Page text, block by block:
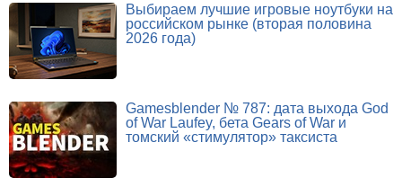
Выбираем лучшие игровые ноутбуки на
российском рынке (вторая половина
2026 года)
Gamesblender № 787: дата выхода God
of War Laufey, бета Gears of War и
томский «стимулятор» таксиста